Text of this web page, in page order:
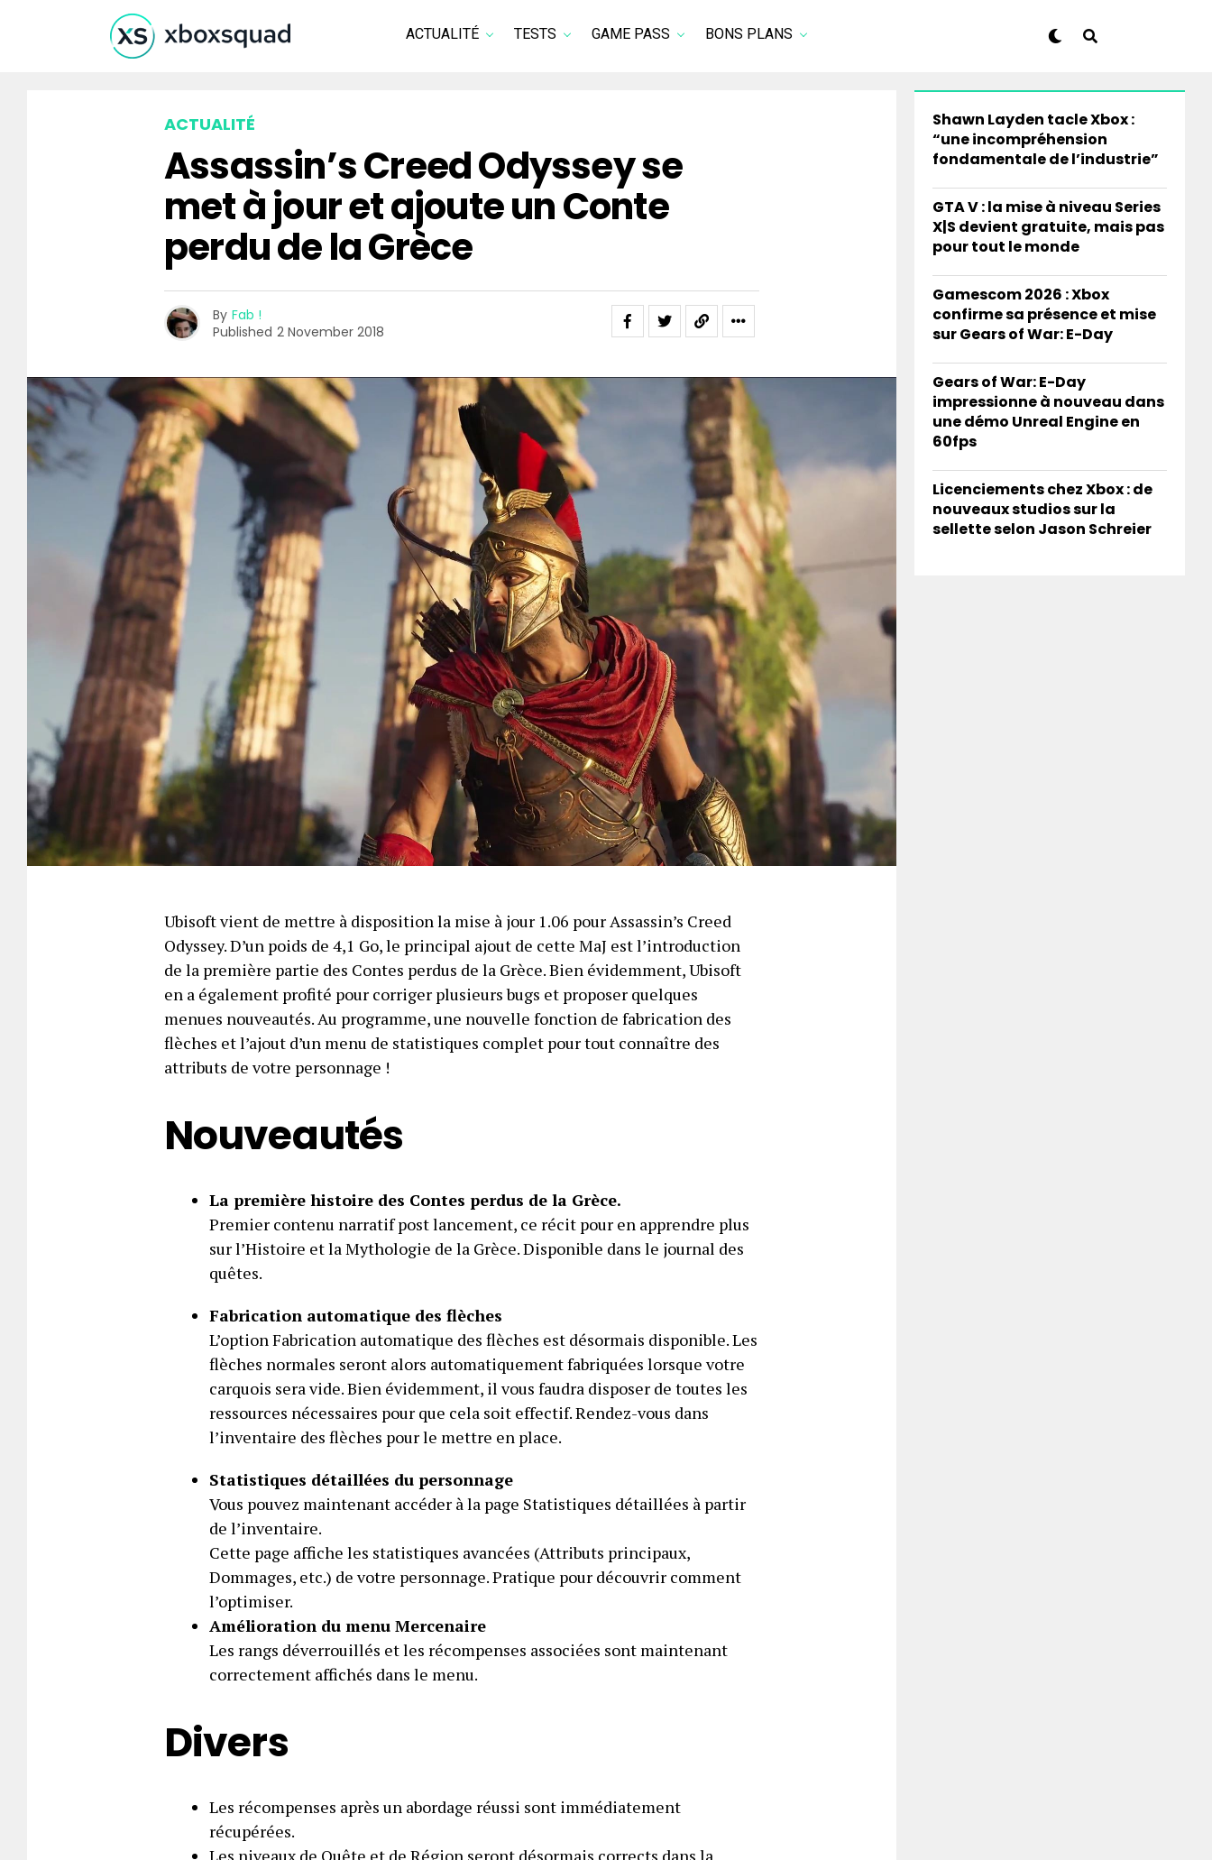
ACTUALITÉ TESTS GAME PASS BONS PLANS
ACTUALITÉ
Assassin’s Creed Odyssey se
met à jour et ajoute un Conte
perdu de la Grèce
By Fab !
Published 2 November 2018
Ubisoft vient de mettre à disposition la mise à jour 1.06 pour Assassin’s Creed
Odyssey. D’un poids de 4,1 Go, le principal ajout de cette MaJ est l’introduction
de la première partie des Contes perdus de la Grèce. Bien évidemment, Ubisoft
en a également profité pour corriger plusieurs bugs et proposer quelques
menues nouveautés. Au programme, une nouvelle fonction de fabrication des
flèches et l’ajout d’un menu de statistiques complet pour tout connaître des
attributs de votre personnage !
Nouveautés
La première histoire des Contes perdus de la Grèce.
Premier contenu narratif post lancement, ce récit pour en apprendre plus
sur l’Histoire et la Mythologie de la Grèce. Disponible dans le journal des
quêtes.
Fabrication automatique des flèches
L’option Fabrication automatique des flèches est désormais disponible. Les
flèches normales seront alors automatiquement fabriquées lorsque votre
carquois sera vide. Bien évidemment, il vous faudra disposer de toutes les
ressources nécessaires pour que cela soit effectif. Rendez-vous dans
l’inventaire des flèches pour le mettre en place.
Statistiques détaillées du personnage
Vous pouvez maintenant accéder à la page Statistiques détaillées à partir
de l’inventaire.
Cette page affiche les statistiques avancées (Attributs principaux,
Dommages, etc.) de votre personnage. Pratique pour découvrir comment
l’optimiser.
Amélioration du menu Mercenaire
Les rangs déverrouillés et les récompenses associées sont maintenant
correctement affichés dans le menu.
Divers
Les récompenses après un abordage réussi sont immédiatement
récupérées.
Shawn Layden tacle Xbox :
“une incompréhension
fondamentale de l’industrie”
GTA V : la mise à niveau Series
X|S devient gratuite, mais pas
pour tout le monde
Gamescom 2026 : Xbox
confirme sa présence et mise
sur Gears of War: E-Day
Gears of War: E-Day
impressionne à nouveau dans
une démo Unreal Engine en
60fps
Licenciements chez Xbox : de
nouveaux studios sur la
sellette selon Jason Schreier